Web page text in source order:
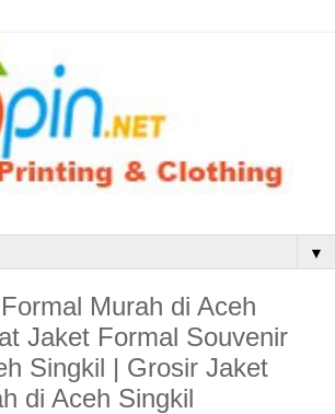
▼
Murah di Aceh
Jaket Formal Souvenir
Singkil | Grosir Jaket
di Aceh Singkil